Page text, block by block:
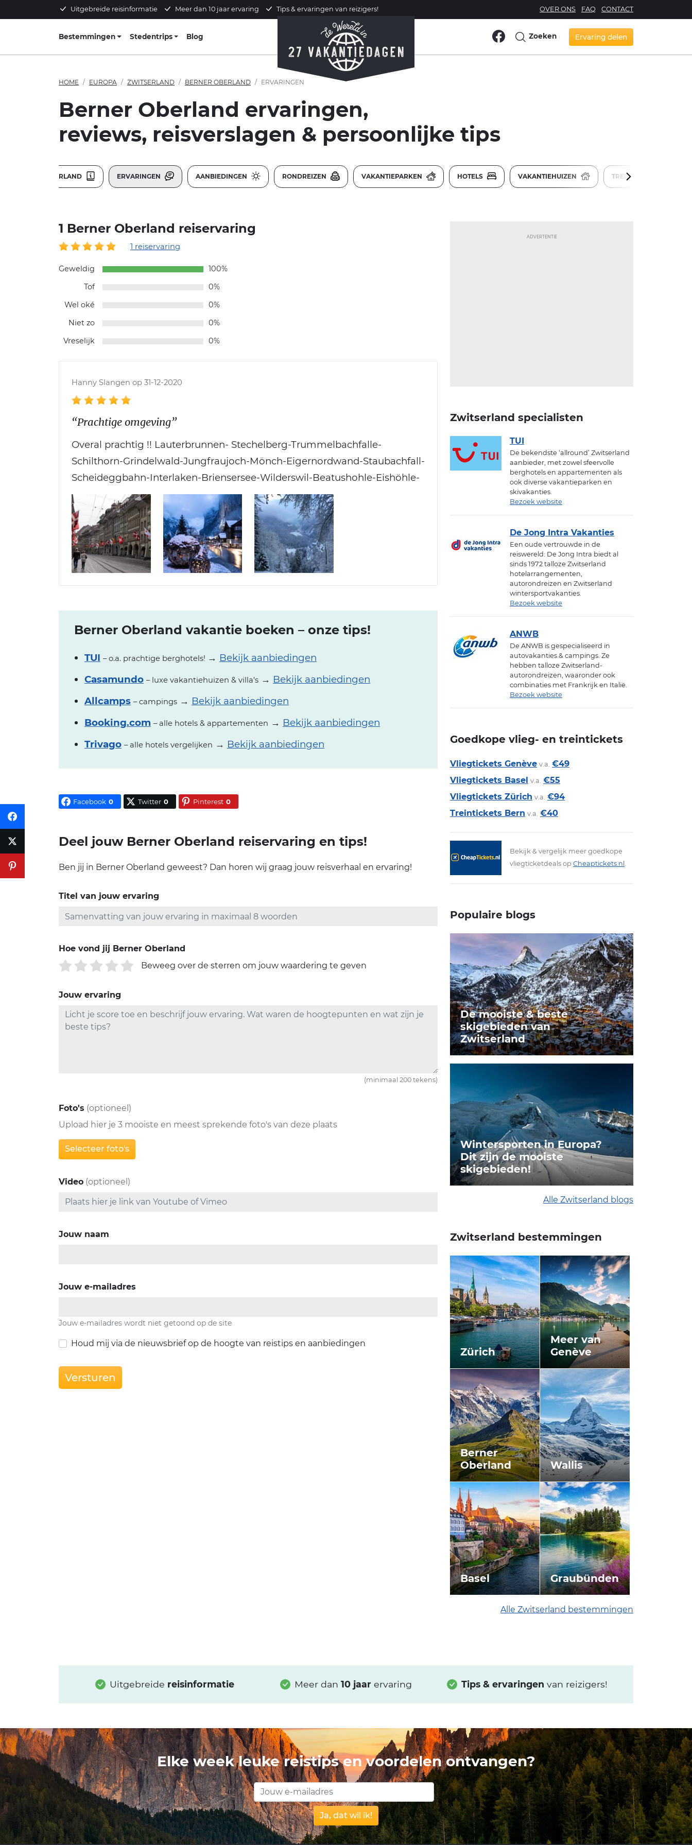
Uitgebreide reisinformatie Meer dan 10 jaar ervaring Tips & ervaringen van reizigers! OVER ONS FAQ CONTACT
Bestemmingen Stedentrips Blog Zoeken Ervaring delen
HOME EUROPA ZWITSERLAND BERNER OBERLAND ERVARINGEN
Berner Oberland ervaringen,
reviews, reisverslagen & persoonlijke tips
BERNER OBERLAND ERVARINGEN AANBIEDINGEN RONDREIZEN VAKANTIEPARKEN HOTELS VAKANTIEHUIZEN TREINTICKETS
1 Berner Oberland reiservaring
1 reiservaring
Geweldig
100%
Tof
0%
Wel oké
0%
Niet zo
0%
Vreselijk
0%
Hanny Slangen op 31-12-2020
“Prachtige omgeving”
Overal prachtig !! Lauterbrunnen- Stechelberg-Trummelbachfalle-
Schilthorn-Grindelwald-Jungfraujoch-Mönch-Eigernordwand-Staubachfall-
Scheideggbahn-Interlaken-Briensersee-Wilderswil-Beatushohle-Eishöhle-
Berner Oberland vakantie boeken – onze tips!
TUI – o.a. prachtige berghotels! → Bekijk aanbiedingen
Casamundo – luxe vakantiehuizen & villa’s → Bekijk aanbiedingen
Allcamps – campings → Bekijk aanbiedingen
Booking.com – alle hotels & appartementen → Bekijk aanbiedingen
Trivago – alle hotels vergelijken → Bekijk aanbiedingen
Facebook 0 Twitter 0 Pinterest 0
Deel jouw Berner Oberland reiservaring en tips!
Ben jij in Berner Oberland geweest? Dan horen wij graag jouw reisverhaal en ervaring!
Titel van jouw ervaring
Hoe vond jij Berner Oberland
Beweeg over de sterren om jouw waardering te geven
Jouw ervaring
(minimaal 200 tekens)
Foto's (optioneel)
Upload hier je 3 mooiste en meest sprekende foto's van deze plaats
Selecteer foto's
Video (optioneel)
Jouw naam
Jouw e-mailadres
Jouw e-mailadres wordt niet getoond op de site
Houd mij via de nieuwsbrief op de hoogte van reistips en aanbiedingen
Versturen
ADVERTENTIE
Zwitserland specialisten
TUI
De bekendste ‘allround’ Zwitserland
aanbieder, met zowel sfeervolle
berghotels en appartementen als
ook diverse vakantieparken en
skivakanties.
Bezoek website
De Jong Intra Vakanties
Een oude vertrouwde in de
reiswereld: De Jong Intra biedt al
sinds 1972 talloze Zwitserland
hotelarrangementen,
autorondreizen en Zwitserland
wintersportvakanties.
Bezoek website
ANWB
De ANWB is gespecialiseerd in
autovakanties & campings. Ze
hebben talloze Zwitserland-
autorondreizen, waaronder ook
combinaties met Frankrijk en Italië.
Bezoek website
Goedkope vlieg- en treintickets
Vliegtickets Genève v.a. €49
Vliegtickets Basel v.a. €55
Vliegtickets Zürich v.a. €94
Treintickets Bern v.a. €40
Bekijk & vergelijk meer goedkope
vliegticketdeals op Cheaptickets.nl
Populaire blogs
De mooiste & beste
skigebieden van
Zwitserland
Wintersporten in Europa?
Dit zijn de mooiste
skigebieden!
Alle Zwitserland blogs
Zwitserland bestemmingen
Zürich
Meer van
Genève
Berner
Oberland
Wallis
Basel Graubünden
Alle Zwitserland bestemmingen
Uitgebreide reisinformatie Meer dan 10 jaar ervaring Tips & ervaringen van reizigers!
Elke week leuke reistips en voordelen ontvangen?
Ja, dat wil ik!